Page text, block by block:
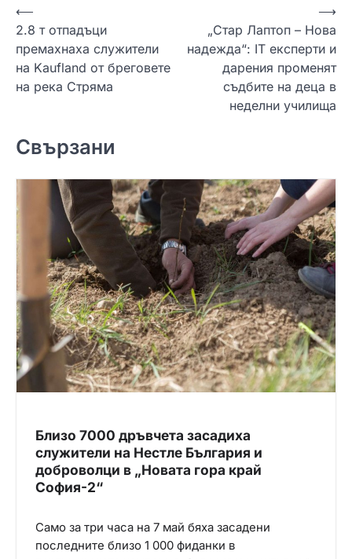
Н
а
в
и
а
ц
и
я
⟵
2.8 т отпадъци
премахнаха служители
на Kaufland от бреговете
на река Стряма
„Стар Лаптоп – Нова
надежда“: IT експерти и
дарения променят
съдбите на деца в
неделни училища
⟶
Свързани
Близо 7000 дръвчета засадиха
служители на Нестле България и
доброволци в „Новата гора край
София-2“
Само за три часа на 7 май бяха засадени
последните близо 1 000 фиданки в